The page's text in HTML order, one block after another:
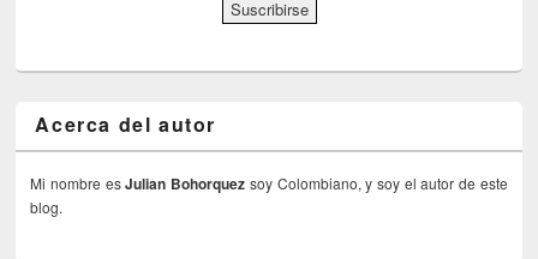
Acerca del autor
Mi nombre esJulian Bohorquez soy Colombiano, y soy el autor de este
blog.